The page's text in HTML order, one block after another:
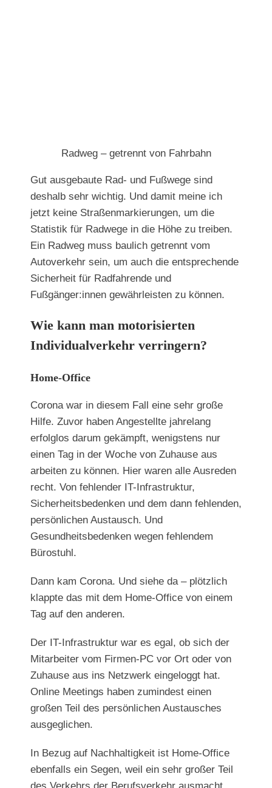
Radweg – getrennt von Fahrbahn
Gut ausgebaute Rad- und Fußwege sind
deshalb sehr wichtig. Und damit meine ich
jetzt keine Straßenmarkierungen, um die
Statistik für Radwege in die Höhe zu treiben.
Ein Radweg muss baulich getrennt vom
Autoverkehr sein, um auch die entsprechende
Sicherheit für Radfahrende und
Fußgänger:innen gewährleisten zu können.
Wie kann man motorisierten
Individualverkehr verringern?
Home-Office
Corona war in diesem Fall eine sehr große
Hilfe. Zuvor haben Angestellte jahrelang
erfolglos darum gekämpft, wenigstens nur
einen Tag in der Woche von Zuhause aus
arbeiten zu können. Hier waren alle Ausreden
recht. Von fehlender IT-Infrastruktur,
Sicherheitsbedenken und dem dann fehlenden,
persönlichen Austausch. Und
Gesundheitsbedenken wegen fehlendem
Bürostuhl.
Dann kam Corona. Und siehe da – plötzlich
klappte das mit dem Home-Office von einem
Tag auf den anderen.
Der IT-Infrastruktur war es egal, ob sich der
Mitarbeiter vom Firmen-PC vor Ort oder von
Zuhause aus ins Netzwerk eingeloggt hat.
Online Meetings haben zumindest einen
großen Teil des persönlichen Austausches
ausgeglichen.
In Bezug auf Nachhaltigkeit ist Home-Office
ebenfalls ein Segen, weil ein sehr großer Teil